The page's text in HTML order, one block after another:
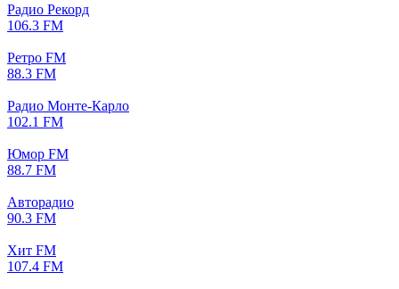
Радио Рекорд
106.3 FM
Ретро FM
88.3 FM
Радио Монте-Карло
102.1 FM
Юмор FM
88.7 FM
Авторадио
90.3 FM
Хит FM
107.4 FM